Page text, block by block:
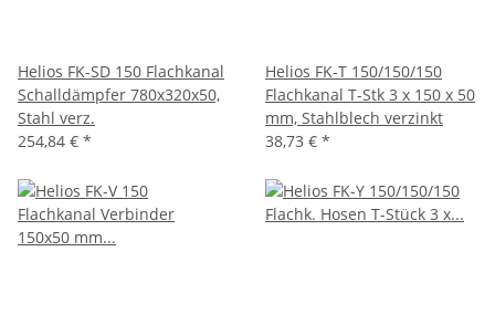
Helios FK-SD 150 Flachkanal
Schalldämpfer 780x320x50,
Stahl verz.
254,84 € *
Helios FK-T 150/150/150
Flachkanal T-Stk 3 x 150 x 50
mm, Stahlblech verzinkt
38,73 € *